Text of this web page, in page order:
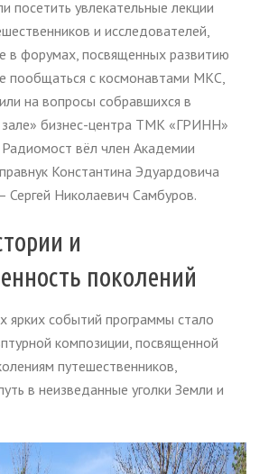
посетить увлекательные лекции
и исследователей,
в форумах, посвященных развитию
пообщаться с космонавтами МКС,
на вопросы собравшихся в
бизнес-центра ТМК «ГРИНН»
Радиомост вёл член Академии
Константина Эдуардовича
Сергей Николаевич Самбуров.
и
поколений
ярких событий программы стало
композиции, посвященной
путешественников,
в неизведанные уголки Земли и